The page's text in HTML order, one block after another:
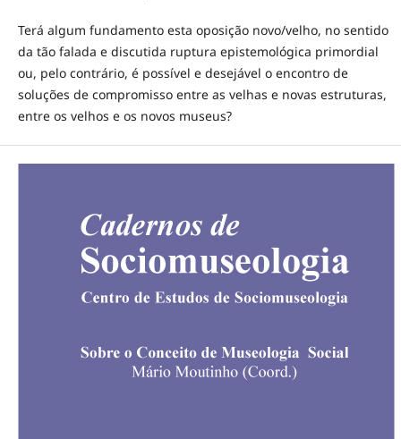
Terá algum fundamento esta oposição novo/velho, no sentido
da tão falada e discutida ruptura epistemológica primordial
ou, pelo contrário, é possível e desejável o encontro de
soluções de compromisso entre as velhas e novas estruturas,
entre os velhos e os novos museus?